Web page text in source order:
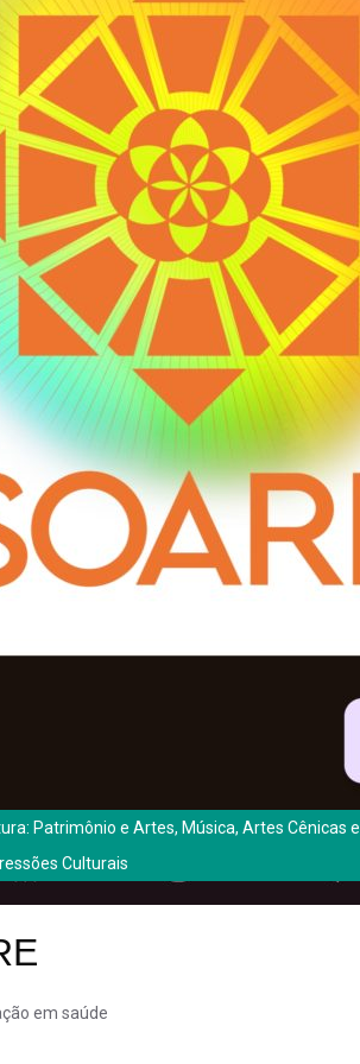
Patrimônio e Artes, Música, Artes Cênicas e
Culturais
em saúde